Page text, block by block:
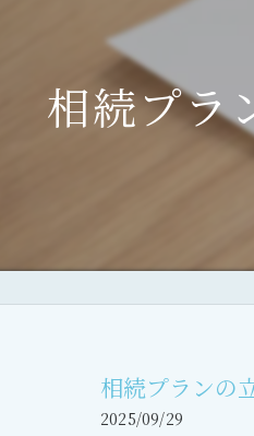
相続プラ
相続プランの
2025/09/29